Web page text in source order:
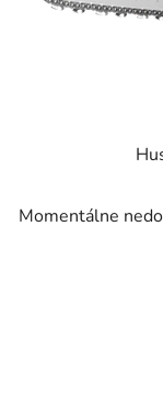
Momentálne